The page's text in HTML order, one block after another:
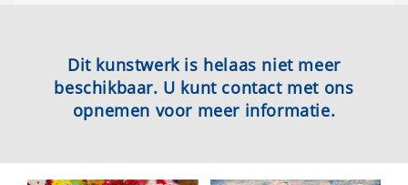
Dit kunstwerk is helaas niet meer
beschikbaar. U kunt contact met ons
opnemen voor meer informatie.